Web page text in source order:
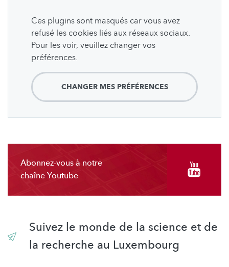
Ces plugins sont masqués car vous avez
refusé les cookies liés aux réseaux sociaux.
Pour les voir, veuillez changer vos
préférences.
CHANGER MES PRÉFÉRENCES
Abonnez-vous à notre
chaîne Youtube
Suivez le monde de la science et de
la recherche au Luxembourg